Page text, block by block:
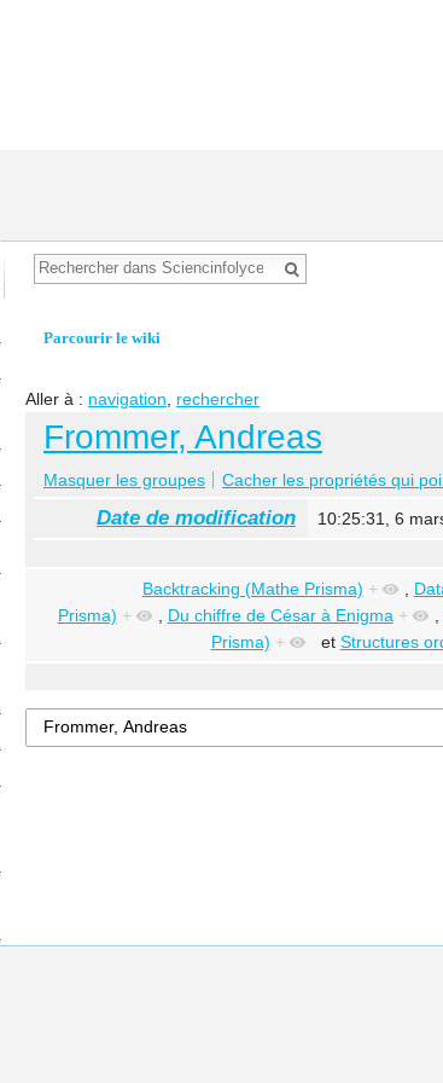
Parcourir le wiki
Aller à : navigation rechercher
Frommer, Andreas
Masquer les groupes Cacher les propriétés qui
Date de modification 10:25:31, 6
Backtracking (Mathe Prisma) +
Prisma) + Du chiffre de César à Enigma +
Prisma) + et Structures